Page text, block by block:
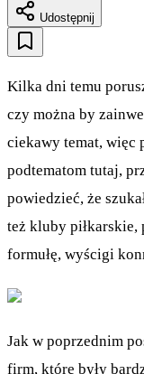
Udostępnij
Kilka dni temu
czy można by
ciekawy temat, więc
podtematom tutaj,
powiedzieć, że
też kluby piłkarskie,
formułę, wyścigi
Jak w poprzednim
firm, które były